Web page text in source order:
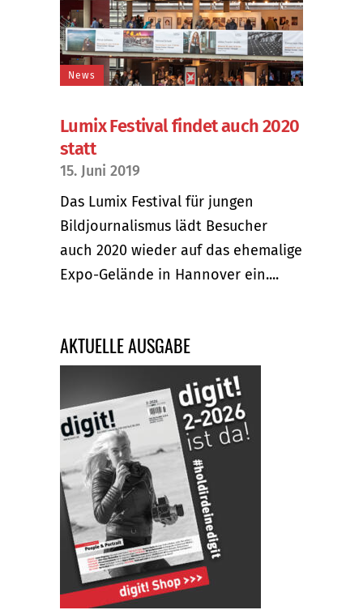
News
Lumix Festival findet auch 2020
statt
15. Juni 2019
Das Lumix Festival für jungen
Bildjournalismus lädt Besucher
auch 2020 wieder auf das ehemalige
Expo-Gelände in Hannover ein....
AKTUELLE AUSGABE